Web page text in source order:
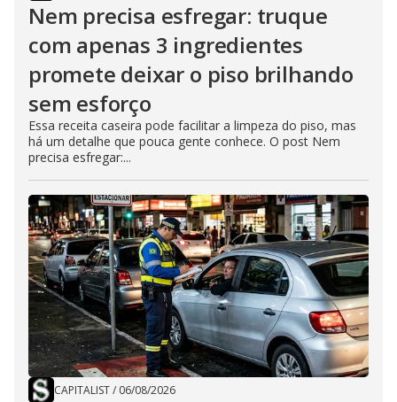
Nem precisa esfregar: truque
com apenas 3 ingredientes
promete deixar o piso brilhando
sem esforço
Essa receita caseira pode facilitar a limpeza do piso, mas
há um detalhe que pouca gente conhece. O post Nem
precisa esfregar:...
CAPITALIST/ 06/08/2026